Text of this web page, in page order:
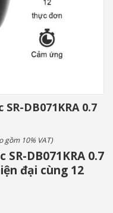
DB071KRA 0.7
gồm 10% VAT)
DB071KRA 0.7
đại cùng 12